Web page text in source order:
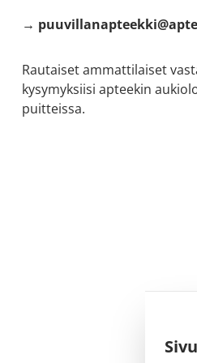
→
Rautaiset ammattilaiset
kysymyksiisi apteekin
puitteissa.